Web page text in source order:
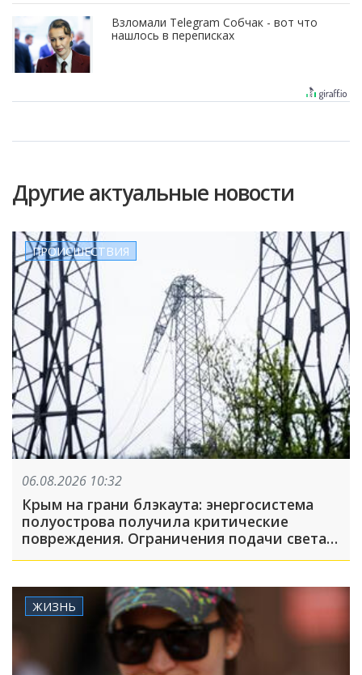
Взломали Telegram Собчак - вот что
нашлось в переписках
Другие актуальные новости
ПРОИСШЕСТВИЯ
06.08.2026 10:32
Крым на грани блэкаута: энергосистема
полуострова получила критические
повреждения. Ограничения подачи света
действуют по всему полуострову
ЖИЗНЬ